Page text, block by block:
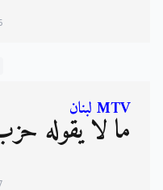
MTV لبنان
ما لا يقوله